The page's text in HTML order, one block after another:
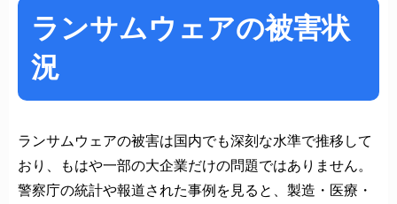
ランサムウェアの被害状
況
ランサムウェアの被害は国内でも深刻な水準で推移して
おり、もはや一部の大企業だけの問題ではありません。
警察庁の統計や報道された事例を見ると、製造・医療・